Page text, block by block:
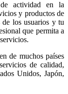
actividad en la
y productos de
de los usuarios y tu
que permita a
de muchos países
de calidad,
Unidos, Japón,